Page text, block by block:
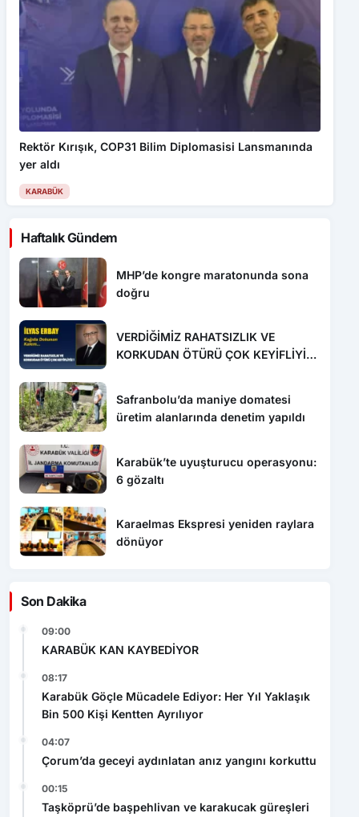
Rektör Kırışık, COP31 Bilim Diplomasisi Lansmanında
yer aldı
KARABÜK
Haftalık Gündem
MHP’de kongre maratonunda sona
doğru
VERDİĞİMİZ RAHATSIZLIK VE
KORKUDAN ÖTÜRÜ ÇOK KEYİFLİYİZ
Safranbolu’da maniye domatesi
üretim alanlarında denetim yapıldı
Karabük’te uyuşturucu operasyonu:
6 gözaltı
Karaelmas Ekspresi yeniden raylara
dönüyor
Son Dakika
09:00
KARABÜK KAN KAYBEDİYOR
08:17
Karabük Göçle Mücadele Ediyor: Her Yıl Yaklaşık
Bin 500 Kişi Kentten Ayrılıyor
04:07
Çorum’da geceyi aydınlatan anız yangını korkuttu
00:15
Taşköprü’de başpehlivan ve karakucak güreşleri